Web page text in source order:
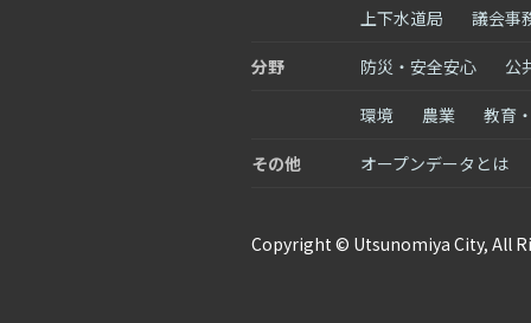
上下水道局 議会事
分野 防災・安全安心 公
環境 農業 教育
その他 オープンデータとは
Copyright © Utsunomiya City, All